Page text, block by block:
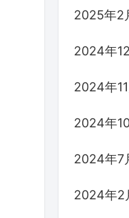
2025年2
2024年
2024年11
2024年
2024年7
2024年2